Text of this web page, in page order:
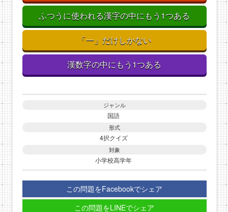
ふつうに使われる漢字の中にもう1つある
「一」だけしかない
漢数字の中にもう1つある
ジャンル
国語
形式
4択クイズ
対象
小学校高学年
この問題をFacebookでシェア
この問題をLINEでシェア